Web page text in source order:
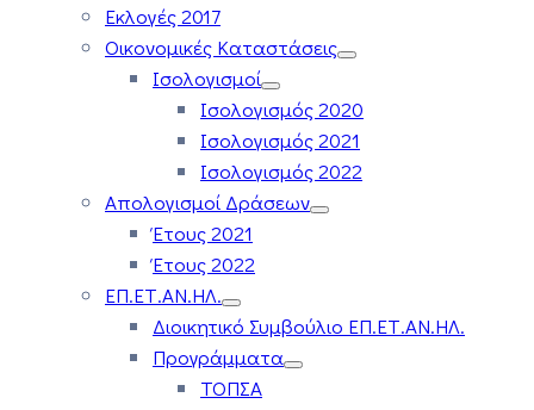
Εκλογές 2017
Οικονομικές Καταστάσεις
Ισολογισμοί
Ισολογισμός 2020
Ισολογισμός 2021
Ισολογισμός 2022
Απολογισμοί Δράσεων
Έτους 2021
Έτους 2022
ΕΠ.ΕΤ.ΑΝ.ΗΛ.
Διοικητικό Συμβούλιο ΕΠ.ΕΤ.ΑΝ.ΗΛ.
Προγράμματα
ΤΟΠΣΑ